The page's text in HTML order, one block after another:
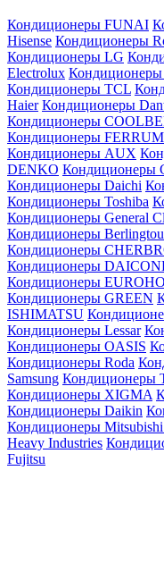
Кондиционеры FUNAI
Hisense Кондиционеры
Кондиционеры LG
Electrolux Кондиционеры
Кондиционеры TCL
Haier Кондиционеры
Кондиционеры
Кондиционеры FERRUM
Кондиционеры AUX
DENKO Кондиционеры
Кондиционеры Daichi
Кондиционеры Toshiba
Кондиционеры General
Кондиционеры
Кондиционеры
Кондиционеры
Кондиционеры
Кондиционеры GREEN
ISHIMATSU
Кондиционеры Lessar
Кондиционеры OASIS
Кондиционеры Roda
Samsung Кондиционеры
Кондиционеры XIGMA
Кондиционеры Daikin
Кондиционеры
Heavy Industries
Fujitsu